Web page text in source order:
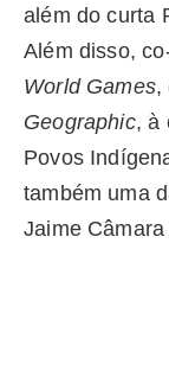
além do curta
Além disso,
World Games,
Geographic, à
Povos
também uma
Jaime